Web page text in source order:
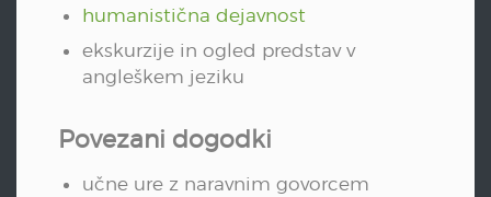
humanistična dejavnost
ekskurzije in ogled predstav v
angleškem jeziku
Povezani dogodki
učne ure z naravnim govorcem